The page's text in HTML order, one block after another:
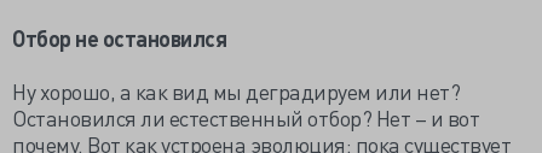
Отбор не остановился
Ну хорошо, а как вид мы деградируем или нет?
Остановился ли естественный отбор? Нет – и вот
почему. Вот как устроена эволюция: пока существует